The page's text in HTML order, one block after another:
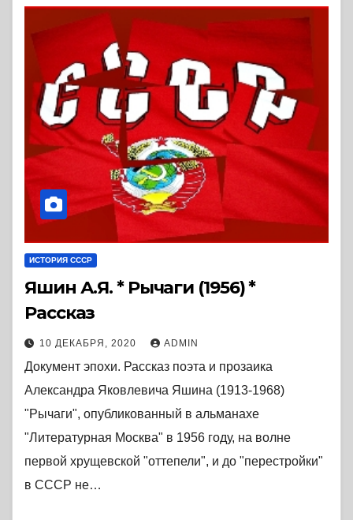
ИСТОРИЯ СССР
Яшин А.Я. * Рычаги (1956) *
Рассказ
10 ДЕКАБРЯ, 2020 ADMIN
Документ эпохи. Рассказ поэта и прозаика
Александра Яковлевича Яшина (1913-1968)
"Рычаги", опубликованный в альманахе
"Литературная Москва" в 1956 году, на волне
первой хрущевской "оттепели", и до "перестройки"
в СССР не…